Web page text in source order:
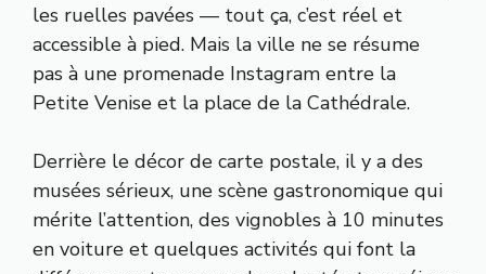
les ruelles pavées — tout ça, c’est réel et
accessible à pied. Mais la ville ne se résume
pas à une promenade Instagram entre la
Petite Venise et la place de la Cathédrale.
Derrière le décor de carte postale, il y a des
musées sérieux, une scène gastronomique qui
mérite l’attention, des vignobles à 10 minutes
en voiture et quelques activités qui font la